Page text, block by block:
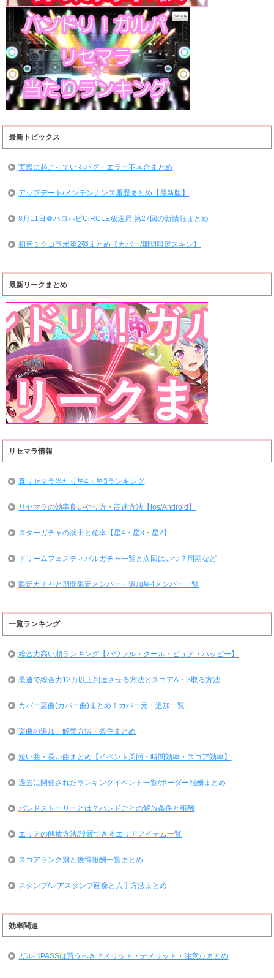
最新トピックス
実際に起こっているバグ・エラー不具合まとめ
アップデート/メンテンナンス履歴まとめ【最新版】
8月11日＠ハロハピCiRCLE放送局 第27回の新情報まとめ
初音ミクコラボ第2弾まとめ【カバー/期間限定スキン】
最新リークまとめ
リセマラ情報
真リセマラ当たり星4・星3ランキング
リセマラの効率良いやり方・高速方法【ios/Android】
スターガチャの演出と確率【星4・星3・星2】
ドリームフェスティバルガチャ一覧と次回はいつ？周期など
限定ガチャと期間限定メンバー・追加星4メンバー一覧
一覧ランキング
総合力高い順ランキング【パワフル・クール・ピュア・ハッピー】
最速で総合力12万以上到達させる方法とスコアA・S取る方法
カバー楽曲(カバー曲)まとめ！カバー元・追加一覧
楽曲の追加・解禁方法・条件まとめ
短い曲・長い曲まとめ【イベント周回・時間効率・スコア効率】
過去に開催されたランキングイベント一覧/ボーダー報酬まとめ
バンドストーリーとは？バンドごとの解放条件と報酬
エリアの解放方法/設置できるエリアアイテム一覧
スコアランク別と獲得報酬一覧まとめ
スタンプ/レアスタンプ画像と入手方法まとめ
効率関連
ガルパPASSは買うべき？メリット・デメリット・注意点まとめ